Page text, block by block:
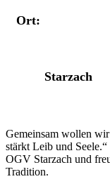
Ort:
Starzach
Gemeinsam wollen
stärkt Leib und
OGV Starzach und
Tradition.